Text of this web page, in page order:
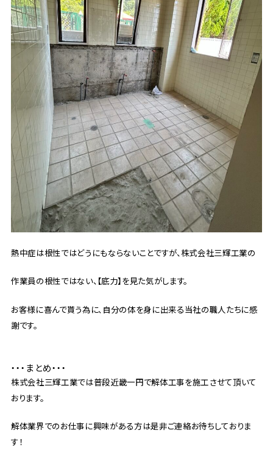
熱中症は根性ではどうにもならないことですが、株式会社三輝工業の
作業員の根性ではない、【底力】を見た気がします。
お客様に喜んで貰う為に、自分の体を身に出来る当社の職人たちに感
謝です。
・・・まとめ・・・
株式会社三輝工業では普段近畿一円で解体工事を施工させて頂いて
おります。
解体業界でのお仕事に興味がある方は是非ご連絡お待ちしておりま
す！